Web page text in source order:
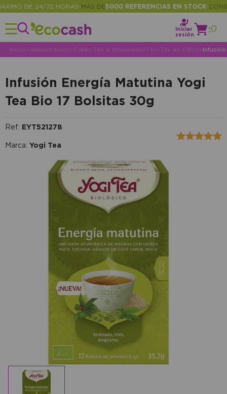
DE 24/72 HORAS•MÁS DE5000 REFERENCIAS EN STOCK•
Iniciar
sesión
:0
Inicio> Alimentación>Cafés Tés e Infusiones >Tés >Tés en Filtro>
Infusión Energía Matutina Yogi
Tea Bio 17 Bolsitas 30g
Ref: EYT521278
Marca: Yogi Tea